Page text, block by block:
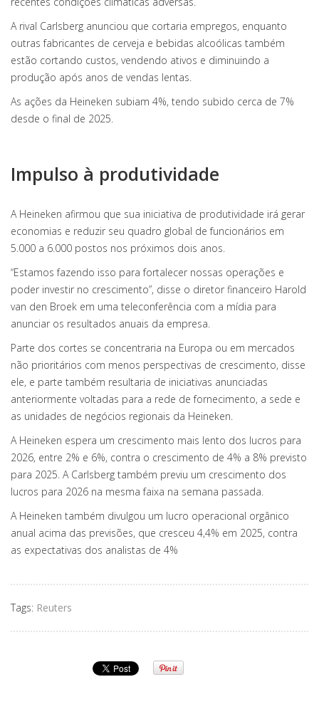
A rival Carlsberg anunciou que cortaria empregos, enquanto
outras fabricantes de cerveja e bebidas alcoólicas também
estão cortando custos, vendendo ativos e diminuindo a
produção após anos de vendas lentas.
As ações da Heineken subiam 4%, tendo subido cerca de 7%
desde o final de 2025.
Impulso à produtividade
A Heineken afirmou que sua iniciativa de produtividade irá gerar
economias e reduzir seu quadro global de funcionários em
5.000 a 6.000 postos nos próximos dois anos.
“Estamos fazendo isso para fortalecer nossas operações e
poder investir no crescimento”, disse o diretor financeiro Harold
van den Broek em uma teleconferência com a mídia para
anunciar os resultados anuais da empresa.
Parte dos cortes se concentraria na Europa ou em mercados
não prioritários com menos perspectivas de crescimento, disse
ele, e parte também resultaria de iniciativas anunciadas
anteriormente voltadas para a rede de fornecimento, a sede e
as unidades de negócios regionais da Heineken.
A Heineken espera um crescimento mais lento dos lucros para
2026, entre 2% e 6%, contra o crescimento de 4% a 8% previsto
para 2025. A Carlsberg também previu um crescimento dos
lucros para 2026 na mesma faixa na semana passada.
A Heineken também divulgou um lucro operacional orgânico
anual acima das previsões, que cresceu 4,4% em 2025, contra
as expectativas dos analistas de 4%
Tags: Reuters